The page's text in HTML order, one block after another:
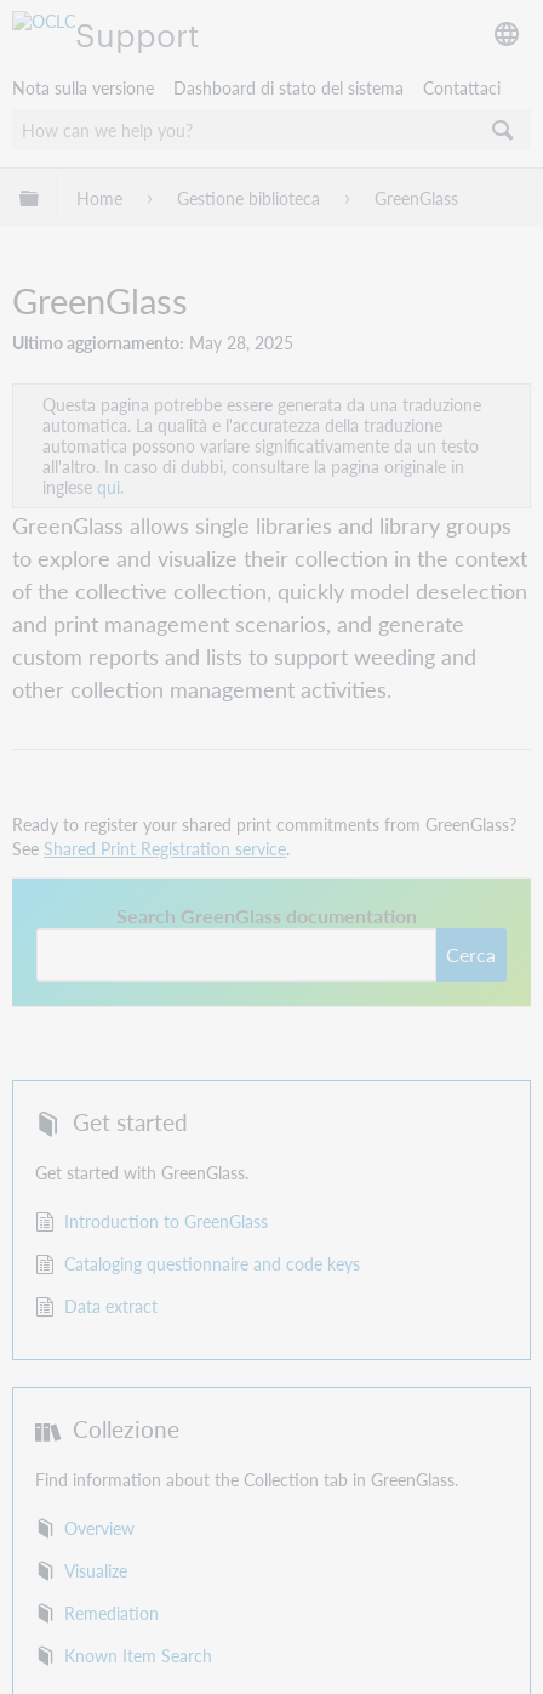
Support
Nota sulla versione Dashboard di stato del sistema Contattaci
Espandi/comprimi la gerarchia globale
Home Gestione biblioteca GreenGlass
GreenGlass
Ultimo aggiornamento May 28, 2025
Questa pagina potrebbe essere generata da una traduzione
automatica. La qualità e l'accuratezza della traduzione
automatica possono variare significativamente da un testo
all'altro. In caso di dubbi, consultare la pagina originale in
inglesequi.
GreenGlass allows single libraries and library groups
to explore and visualize their collection in the context
of the collective collection, quickly model deselection
and print management scenarios, and generate
custom reports and lists to support weeding and
other collection management activities.
Ready to register your shared print commitments from GreenGlass?
See Shared Print Registration service.
Search GreenGlass documentation
Cerca
Questo collegamento si apre in una nuova scheda.
Get started
Get started with GreenGlass.
Introduction to GreenGlass
Cataloging questionnaire and code keys
Data extract
Collezione
Find information about the Collection tab in GreenGlass.
Overview
Visualize
Remediation
Known Item Search